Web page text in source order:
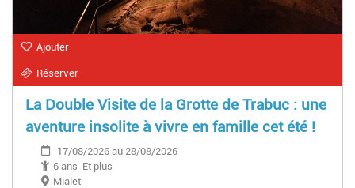
Ajouter
Réserver
La Double Visite de la Grotte de Trabuc : une
aventure insolite à vivre en famille cet été !
17/08/2026 au 28/08/2026
6 ans-Et plus
Mialet